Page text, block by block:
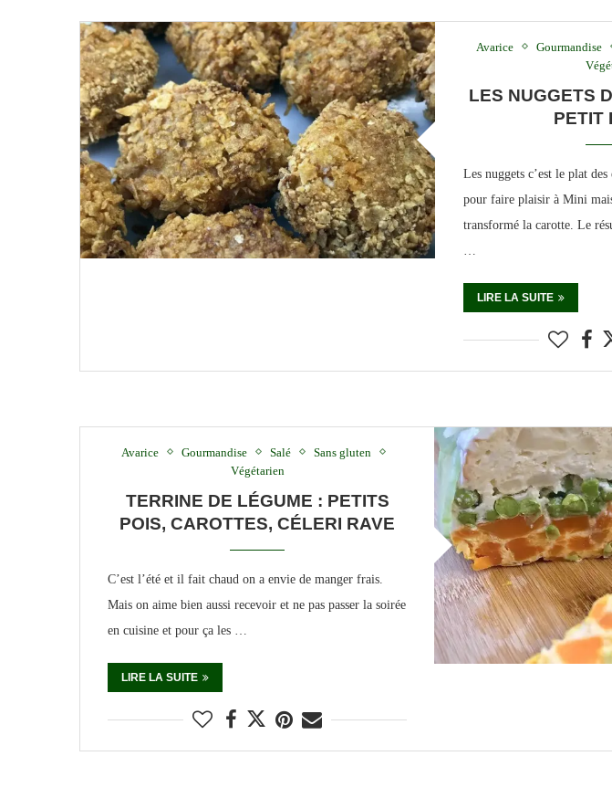
Avarice Gourmandise
LES NUGGETS
PETIT
Les nuggets c’est le plat
pour faire plaisir à Mini
transformé la carotte. Le
LIRE LA SUITE
Avarice Gourmandise Salé
Sans gluten
Végétarien
TERRINE DE LÉGUME : PETITS
POIS, CAROTTES, CÉLERI RAVE
C’est l’été et il fait chaud on a envie de manger frais.
Mais on aime bien aussi recevoir et ne pas passer la soirée
en cuisine et pour ça les …
LIRE LA SUITE